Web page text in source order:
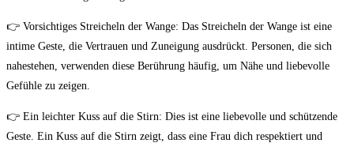
👉 Vorsichtiges Streicheln der Wange: Das Streicheln der Wange ist eine
intime Geste, die Vertrauen und Zuneigung ausdrückt. Personen, die sich
nahestehen, verwenden diese Berührung häufig, um Nähe und liebevolle
Gefühle zu zeigen.
👉 Ein leichter Kuss auf die Stirn: Dies ist eine liebevolle und schützende
Geste. Ein Kuss auf die Stirn zeigt, dass eine Frau dich respektiert und